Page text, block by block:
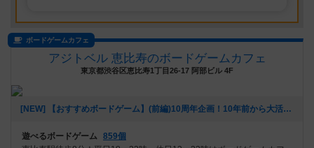
ボードゲームカフェ
アジトベル 恵比寿のボードゲームカフェ
東京都渋谷区恵比寿1丁目26-17 阿部ビル 4F
[NEW] 【おすすめボードゲーム】(前編)10周年企画！10年前から大活躍のボードゲーム【#163】をあげました（2026年08月06日 00時03分）
遊べるボードゲーム 859個